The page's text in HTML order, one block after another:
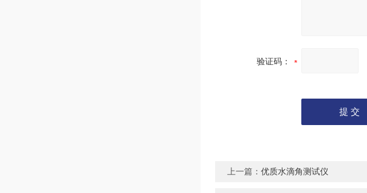
验证码：
上一篇： 优质水滴角测试仪